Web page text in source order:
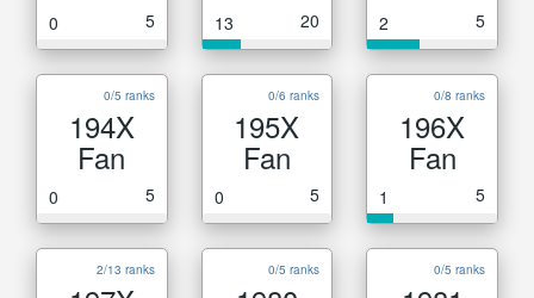
0 5 13 20 2 5
0/5 ranks
194X
Fan
0 5
0/6 ranks
195X
Fan
0 5
0/8 ranks
196X
Fan
1 5
2/13 ranks 0/5 ranks 0/5 ranks